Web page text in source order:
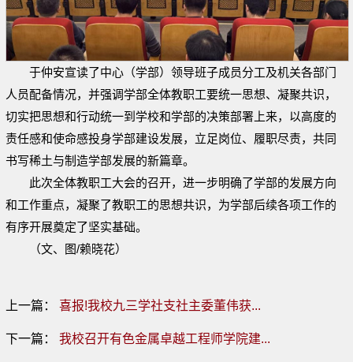
于仲安宣读了中心（学部）领导班子成员分工及机关各部门
人员配备情况，并强调学部全体教职工要统一思想、凝聚共识，
切实把思想和行动统一到学校和学部的决策部署上来，以高度的
责任感和使命感投身学部建设发展，立足岗位、履职尽责，共同
书写稀土与制造学部发展的新篇章。
此次全体教职工大会的召开，进一步明确了学部的发展方向
和工作重点，凝聚了教职工的思想共识，为学部后续各项工作的
有序开展奠定了坚实基础。
（文、图/赖晓花）
上一篇： 喜报!我校九三学社支社主委董伟获...
下一篇： 我校召开有色金属卓越工程师学院建...